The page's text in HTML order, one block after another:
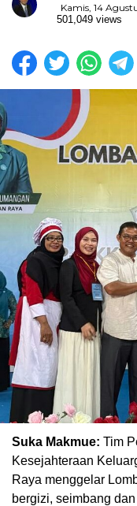
Kamis, 14
501,049 views
Suka Makmue: Tim
Kesejahteraan
Raya menggelar
bergizi, seimbang